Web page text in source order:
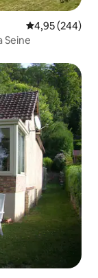
Évaluation
4,95 (244)
Seine